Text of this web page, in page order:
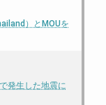
）とMOUを
発生した地震に